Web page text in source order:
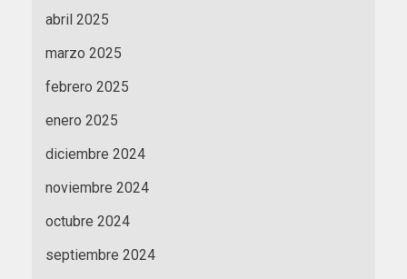
abril 2025
marzo 2025
febrero 2025
enero 2025
diciembre 2024
noviembre 2024
octubre 2024
septiembre 2024